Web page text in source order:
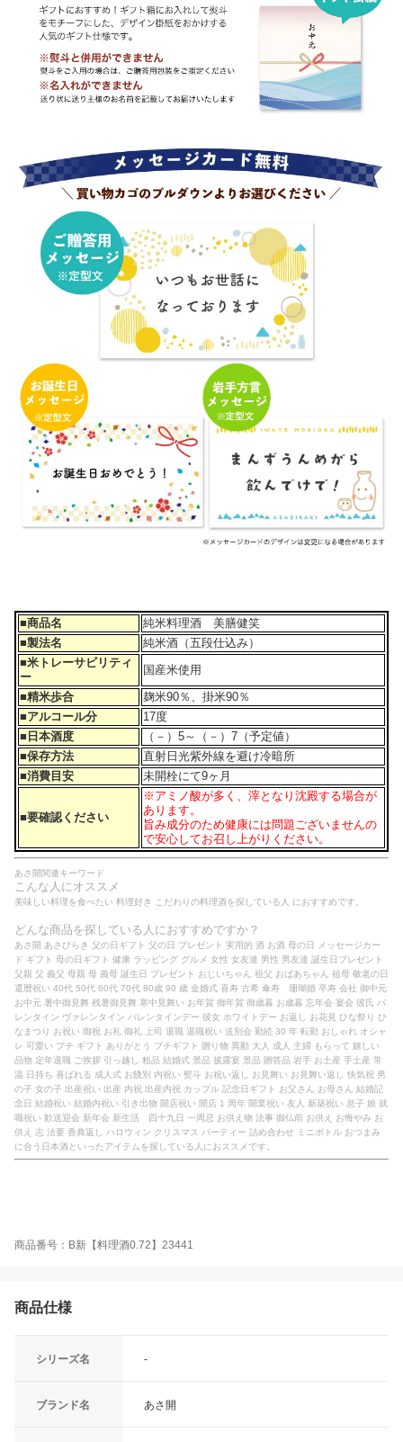
■商品名
純米料理酒 美膳健笑
■製法名
純米酒（五段仕込み）
■米トレーサビリティ
ー
国産米使用
■精米歩合
麹米90％、掛米90％
■アルコール分
17度
■日本酒度
（－）5～（－）7（予定値）
■保存方法
直射日光紫外線を避け冷暗所
■消費目安
未開栓にて9ヶ月
■要確認ください
※アミノ酸が多く、滓となり沈殿する場合が
あります。
旨み成分のため健康には問題ございませんの
で安心してお召し上がりください。
あさ開関連キーワード
こんな人にオススメ
美味しい料理を食べたい 料理好き こだわりの料理酒を探している人 におすすめです。
どんな商品を探している人におすすめですか？
あさ開 あさびらき 父の日ギフト 父の日 プレゼント 実用的 酒 お酒 母の日 メッセージカー
ド ギフト 母の日ギフト 健康 ラッピング グルメ 女性 女友達 男性 男友達 誕生日プレゼント
父親 父 義父 母親 母 義母 誕生日 プレゼント おじいちゃん 祖父 おばあちゃん 祖母 敬老の日
還暦祝い 40代 50代 60代 70代 80歳 90 歳 金婚式 喜寿 古希 傘寿 珊瑚婚 卒寿 会社 御中元
お中元 暑中御見舞 残暑御見舞 寒中見舞い お年賀 御年賀 御歳暮 お歳暮 忘年会 宴会 彼氏 バ
レンタイン ヴァレンタイン バレンタインデー 彼女 ホワイトデー お返し お花見 ひな祭り ひ
なまつり お祝い 御祝 お礼 御礼 上司 退職 退職祝い 送別会 勤続 30 年 転勤 おしゃれ オシャ
レ 可愛い プチ ギフト ありがとう プチギフト 贈り物 異動 大人 成人 主婦 もらって 嬉しい
品物 定年退職 ご挨拶 引っ越し 粗品 結婚式 景品 披露宴 景品 贈答品 岩手 お土産 手土産 常
温 日持ち 喜ばれる 成人式 お餞別 内祝い 熨斗 お祝い返し お見舞い お見舞い返し 快気祝 男
の子 女の子 出産祝い 出産 内祝 出産内祝 カップル 記念日ギフト お父さん お母さん 結婚記
念日 結婚祝い 結婚内祝い 引き出物 開店祝い 開店 1 周年 開業祝い 友人 新築祝い 息子 娘 就
職祝い 歓送迎会 新年会 新生活 四十九日 一周忌 お供え物 法事 御仏前 お供え お悔やみ お
供え 志 法要 香典返し ハロウィン クリスマス パーティー 詰め合わせ ミニボトル おつまみ
に合う日本酒といったアイテムを探している人におススメです。
商品番号：B新【料理酒0.72】23441
商品仕様
シリーズ名 -
ブランド名 あさ開